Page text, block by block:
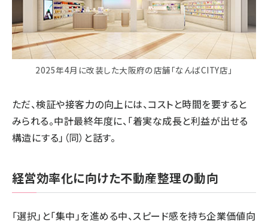
2025年4月に改装した大阪府の店舗「なんばCITY店」
ただ、検証や接客力の向上には、コストと時間を要すると
みられる。中計最終年度に、「着実な成長と利益が出せる
構造にする」（同）と話す。
経営効率化に向けた不動産整理の動向
「選択」と「集中」を進める中、スピード感を持ち企業価値向